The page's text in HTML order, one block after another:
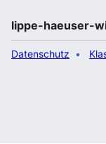
lippe-haeuser-
Datenschutz